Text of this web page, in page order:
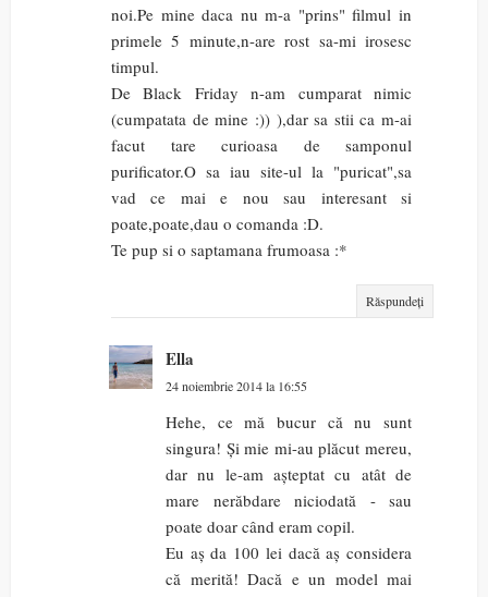
noi.Pe mine daca nu m-a "prins" filmul in
primele 5 minute,n-are rost sa-mi irosesc
timpul.
De Black Friday n-am cumparat nimic
(cumpatata de mine :)) ),dar sa stii ca m-ai
facut tare curioasa de samponul
purificator.O sa iau site-ul la "puricat",sa
vad ce mai e nou sau interesant si
poate,poate,dau o comanda :D.
Te pup si o saptamana frumoasa :*
Răspundeți
Ella
24 noiembrie 2014 la 16:55
Hehe, ce mă bucur că nu sunt
singura! Și mie mi-au plăcut mereu,
dar nu le-am așteptat cu atât de
mare nerăbdare niciodată - sau
poate doar când eram copil.
Eu aș da 100 lei dacă aș considera
că merită! Dacă e un model mai